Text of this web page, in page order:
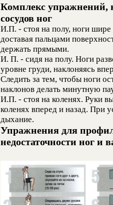
Комплекс упражнений,
сосудов ног
И.П. - стоя на полу, ноги шире
доставая пальцами
держать прямыми.
И. П. - сидя на полу. Ноги
уровне груди, наклоняясь
Следить за тем, чтобы ноги
наклонов делать минутную
И.П. - стоя на коленях. Руки
коленях вперед и назад. При
дыхание.
Упражнения для
недостаточности ног и